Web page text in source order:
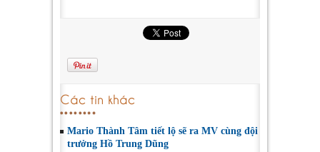
Các tin khác
Mario Thành Tâm tiết lộ sẽ ra MV cùng đội
trưởng Hồ Trung Dũng